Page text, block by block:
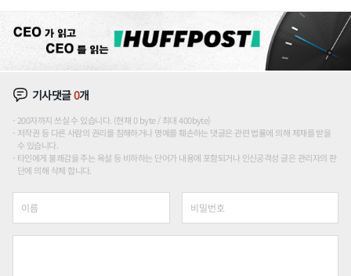
기사댓글0개
200자까지 쓰실 수 있습니다. (현재 0 byte / 최대 400byte)
저작권 등 다른 사람의 권리를 침해하거나 명예를 훼손하는 댓글은 관련 법률에 의해 제재를 받을
수 있습니다.
타인에게 불쾌감을 주는 욕설 등 비하하는 단어가 내용에 포함되거나 인신공격성 글은 관리자의 판
단에 의해 삭제 합니다.